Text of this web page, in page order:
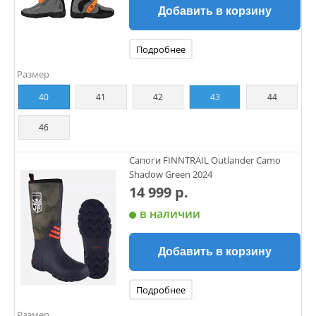
Добавить в корзину
Подробнее
Размер
40 41 42 43 44
46
Сапоги FINNTRAIL Outlander Camo
Shadow Green 2024
14 999 р.
в наличии
Добавить в корзину
Подробнее